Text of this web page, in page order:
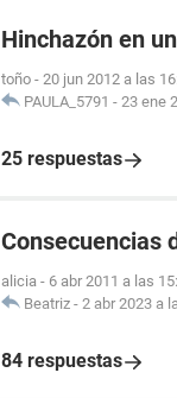
Hinchazón en
toño - 20 jun 2012 a las
PAULA_5791 - 23 ene
25 respuestas
Consecuencias
alicia - 6 abr 2011 a las
Beatriz - 2 abr 2023 a
84 respuestas